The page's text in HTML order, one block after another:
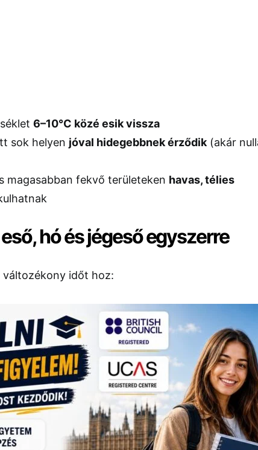
6–10°C közé esik vissza
sok helyen jóval hidegebbnek érződik (akár
magasabban fekvő területeken havas, télies
hó és jégeső egyszerre
változékony időt hoz: